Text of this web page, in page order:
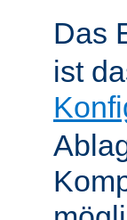
Das
ist